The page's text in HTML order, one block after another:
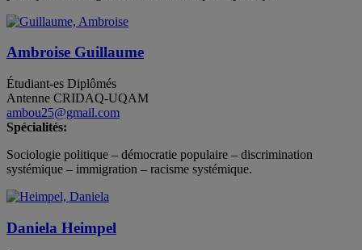
Ambroise Guillaume
Étudiant-es Diplômés
Antenne CRIDAQ-UQAM
ambou25@gmail.com
Spécialités:
Sociologie politique – démocratie populaire – discrimination
systémique – immigration – racisme systémique.
Daniela Heimpel